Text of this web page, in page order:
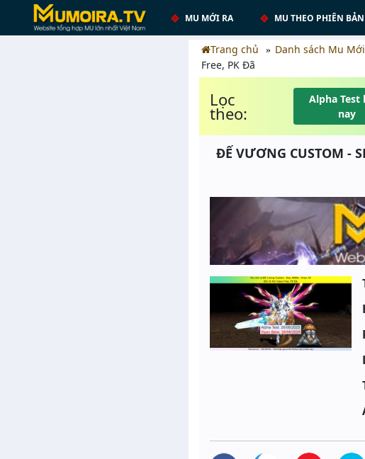
MU MỚI RA MU THEO PHIÊN BẢN
Trang chủ Danh sách Mu
Free, PK Đã
Lọc
theo:
Alpha Test
nay
ĐẾ VƯƠNG CUSTOM -